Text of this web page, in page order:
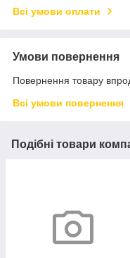
Всі умови оплати
Умови повернення
Повернення товару
Всі умови повернення
Подібні товари